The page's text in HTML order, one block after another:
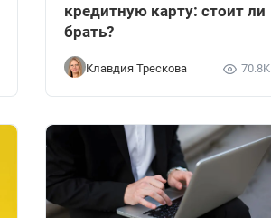
кредитную карту: стоит ли
брать?
Клавдия Трескова 70.8K